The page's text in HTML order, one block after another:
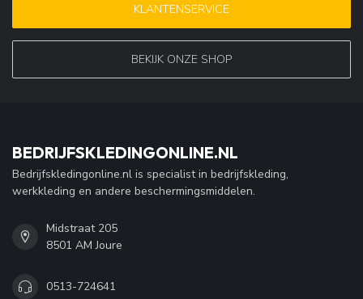
KLANTENSERVICE
BEKIJK ONZE SHOP
BEDRIJFSKLEDINGONLINE.NL
Bedrijfskledingonline.nl is specialist in bedrijfskleding,
werkkleding en andere beschermingsmiddelen.
Midstraat 205
8501 AM Joure
0513-724641